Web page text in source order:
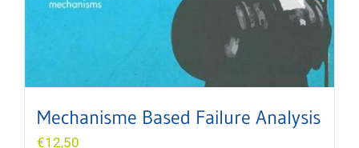
Mechanisme Based Failure Analysis
€12,50